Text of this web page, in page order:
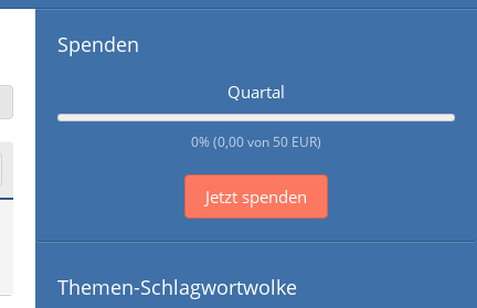
Spenden
Quartal
0% (0,00 von 50 EUR)
Jetzt spenden
Themen-Schlagwortwolke